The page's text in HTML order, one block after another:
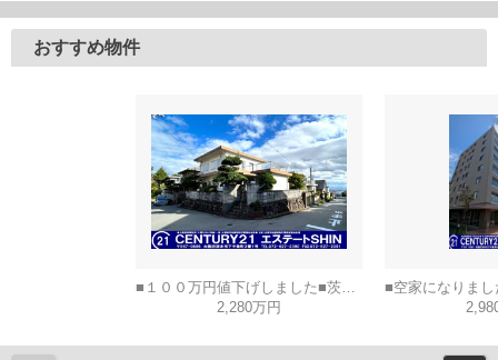
おすすめ物件
2,280万円